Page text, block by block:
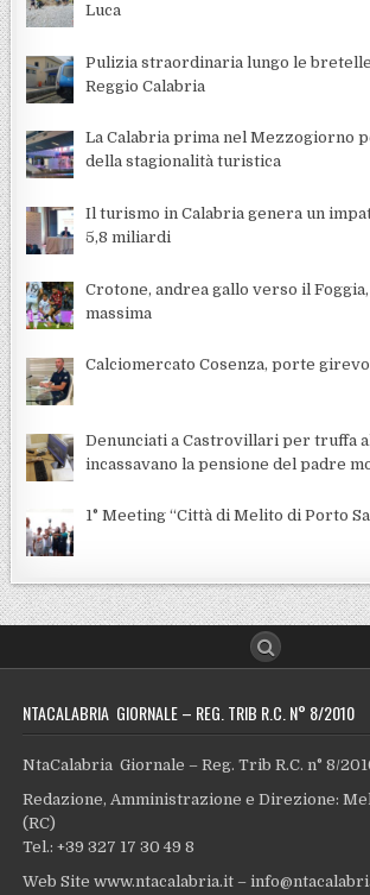
Luca
Pulizia straordinaria lungo le
Reggio Calabria
La Calabria prima nel Mezzogiorno
della stagionalità turistica
Il turismo in Calabria genera un
5,8 miliardi
Crotone, andrea gallo verso il
massima
Calciomercato Cosenza, porte
Denunciati a Castrovillari per truffa
incassavano la pensione del padre
1° Meeting “Città di Melito di Porto
NTACALABRIA GIORNALE – REG. TRIB R.C. N° 8/2010
NtaCalabria Giornale – Reg. Trib R.C. n° 8/
Redazione, Amministrazione e Direzione:
(RC)
Tel.: +39 327 17 30 49 8
Web Site www.ntacalabria.it –